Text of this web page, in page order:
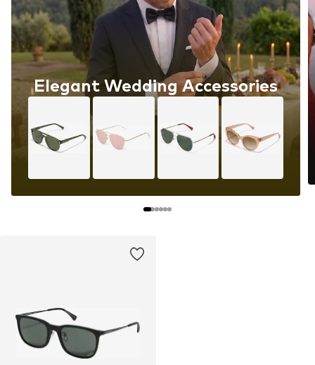
Elegant Wedding Accessories